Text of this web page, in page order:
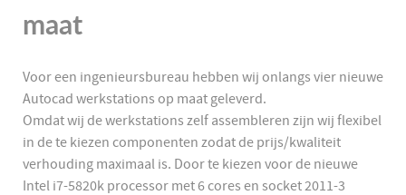
maat
Voor een ingenieursbureau hebben wij onlangs vier nieuwe
Autocad werkstations op maat geleverd.
Omdat wij de werkstations zelf assembleren zijn wij flexibel
in de te kiezen componenten zodat de prijs/kwaliteit
verhouding maximaal is. Door te kiezen voor de nieuwe
Intel i7-5820k processor met 6 cores en socket 2011-3